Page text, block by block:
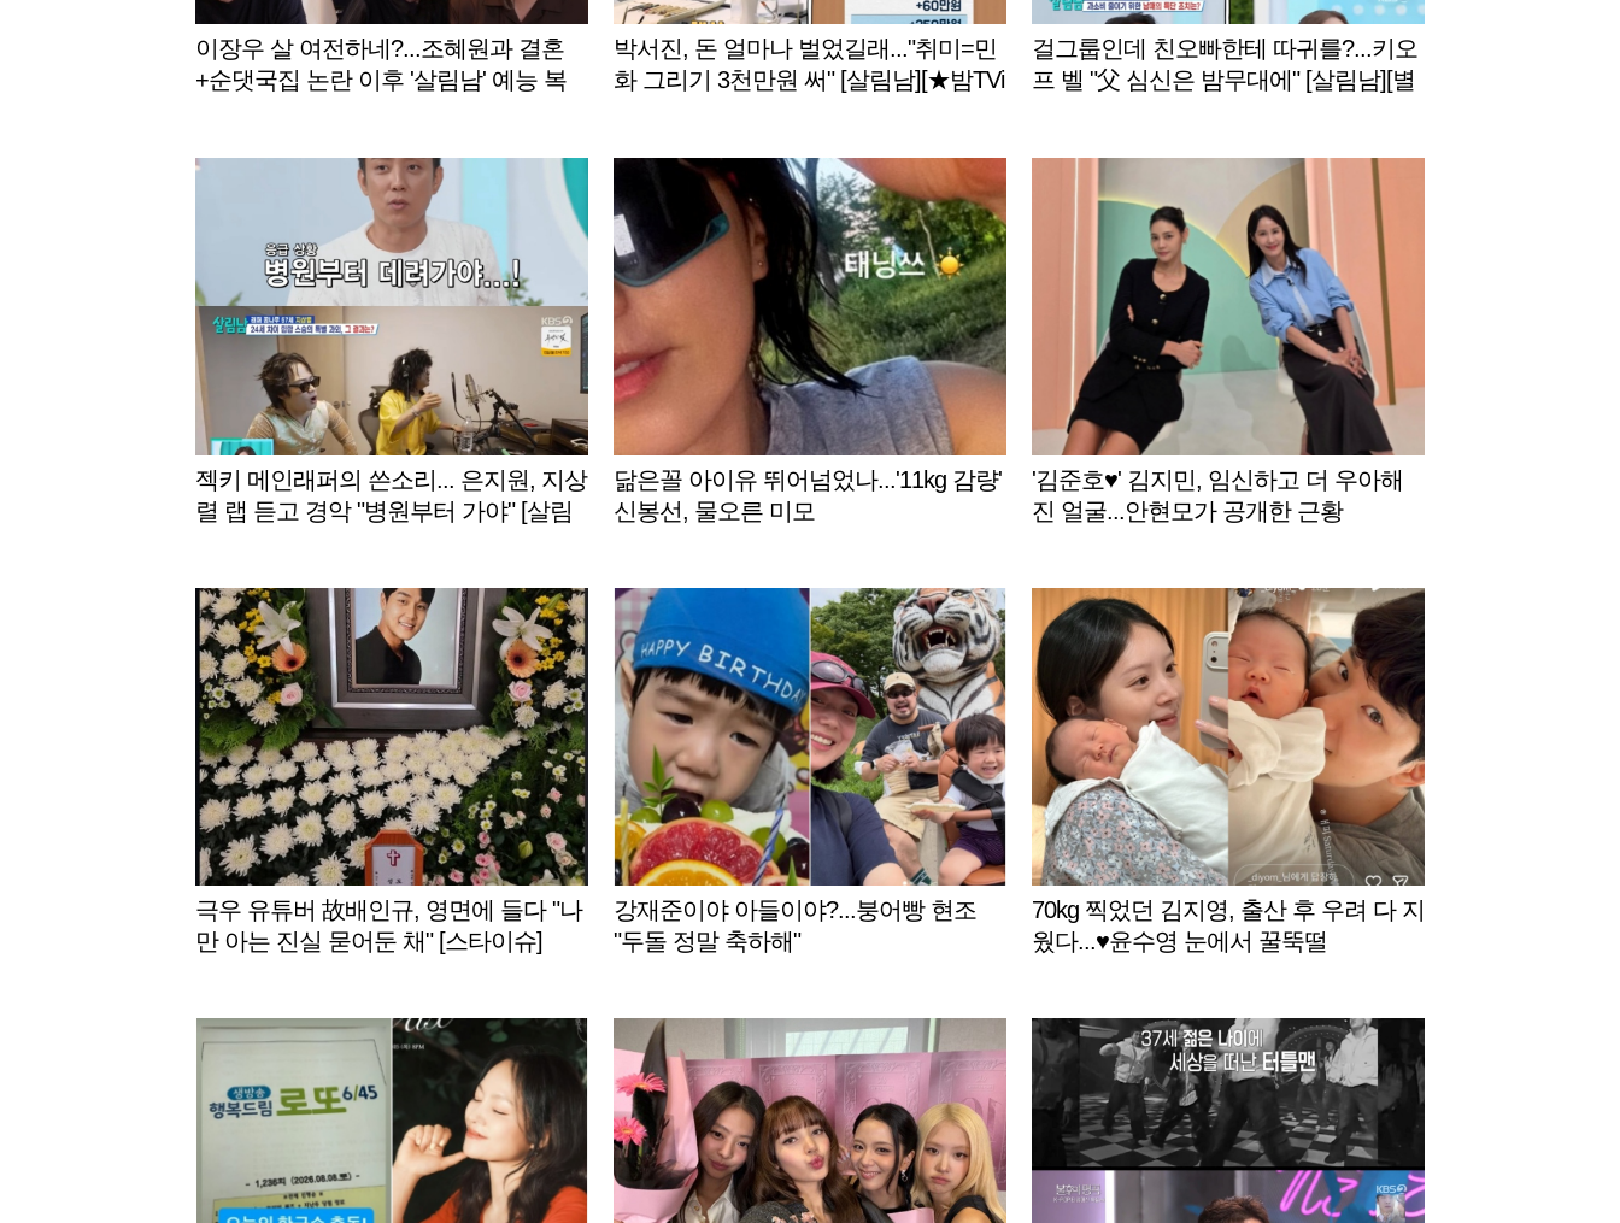
이장우 살 여전하네?...조혜원과 결혼
+순댓국집 논란 이후 '살림남' 예능 복
박서진, 돈 얼마나 벌었길래..."취미=민
화 그리기 3천만원 써" [살림남][★밤TVi
걸그룹인데 친오빠한테 따귀를?...키오
프 벨 "父 심신은 밤무대에" [살림남][별
젝키 메인래퍼의 쓴소리... 은지원, 지상
렬 랩 듣고 경악 "병원부터 가야" [살림
닮은꼴 아이유 뛰어넘었나...'11kg 감량'
신봉선, 물오른 미모
'김준호♥' 김지민, 임신하고 더 우아해
진 얼굴...안현모가 공개한 근황
극우 유튜버 故배인규, 영면에 들다 "나
만 아는 진실 묻어둔 채" [스타이슈]
강재준이야 아들이야?...붕어빵 현조
"두돌 정말 축하해"
70kg 찍었던 김지영, 출산 후 우려 다 지
웠다...♥윤수영 눈에서 꿀뚝떨